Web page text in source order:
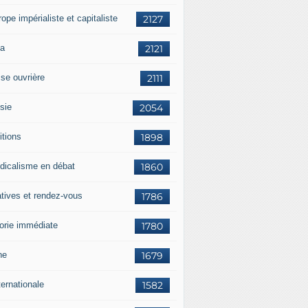
2127
impérialiste et capitaliste
2121
2111
ouvrière
2054
1898
1860
en débat
1786
et rendez-vous
1780
immédiate
1679
1582